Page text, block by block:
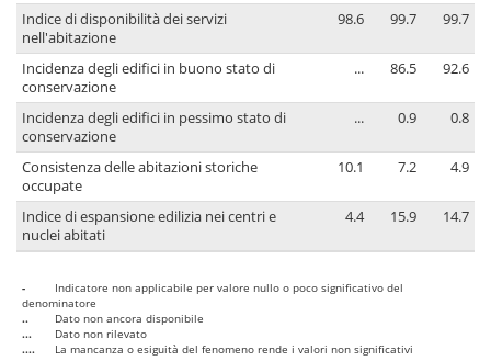
Indice di disponibilità dei servizi
nell'abitazione
98.6 99.7 99.7
Incidenza degli edifici in buono stato di
conservazione
... 86.5 92.6
Incidenza degli edifici in pessimo stato di
conservazione
... 0.9 0.8
Consistenza delle abitazioni storiche
occupate
10.1 7.2 4.9
Indice di espansione edilizia nei centri e
nuclei abitati
4.4 15.9 14.7
-
Indicatore non applicabile per valore nullo o poco significativo del
denominatore
..
Dato non ancora disponibile
...
Dato non rilevato
....
La mancanza o esiguità del fenomeno rende i valori non significativi